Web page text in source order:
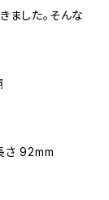
ました。そんな
さ 92mm